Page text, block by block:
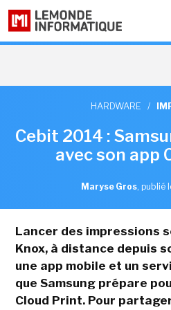
HARDWARE /
Cebit 2014 :
avec son app
Maryse Gros, publié
Lancer des impressions
Knox, à distance depuis
une app mobile et un
que Samsung prépare
Cloud Print. Pour